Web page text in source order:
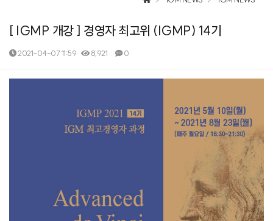
[ IGMP 개강 ] 경영자 최고위 (IGMP) 14기
2021-04-07 11:59 8,921 0